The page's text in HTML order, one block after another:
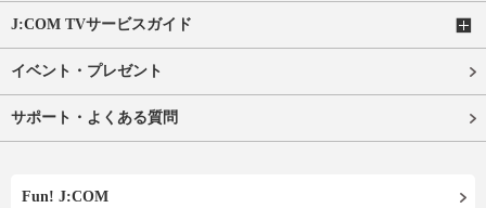
J:COM TVサービスガイド
イベント・プレゼント
サポート・よくある質問
Fun! J:COM